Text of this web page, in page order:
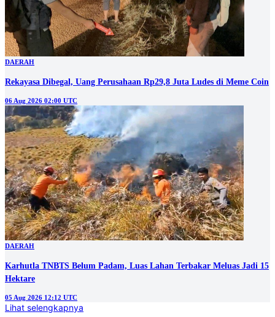
DAERAH
Rekayasa Dibegal, Uang Perusahaan Rp29,8 Juta Ludes di Meme Coin
06 Aug 2026 02:00 UTC
DAERAH
Karhutla TNBTS Belum Padam, Luas Lahan Terbakar Meluas Jadi 15
Hektare
05 Aug 2026 12:12 UTC
Lihat selengkapnya